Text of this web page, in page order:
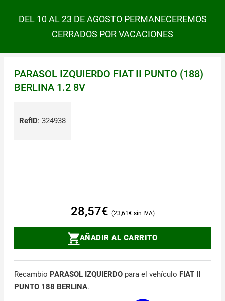
DEL 10 AL 23 DE AGOSTO PERMANECEREMOS
CERRADOS POR VACACIONES
PARASOL IZQUIERDO FIAT II PUNTO (188)
BERLINA 1.2 8V
RefID: 324938
28,57€ 23,61 €
AÑADIR AL CARRITO
Recambio PARASOL IZQUIERDOpara el vehículo FIAT II
PUNTO 188 BERLINA.